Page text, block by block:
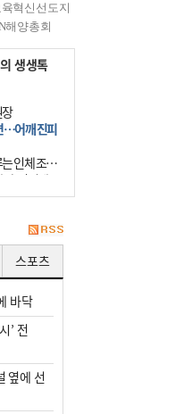
육혁신선도지
해양총회
생생톡
…어깨 진피
인체 조직
다. 여기에
군, 어깨
스포츠
바닥
’ 전
옆에 선